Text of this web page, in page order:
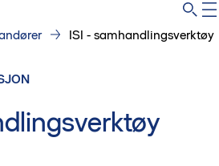
ISI - samhandlingsverktøy